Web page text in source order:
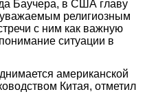
Баучера, в США главу
религиозным
с ним как важную
ситуации в
американской
Китая, отметил